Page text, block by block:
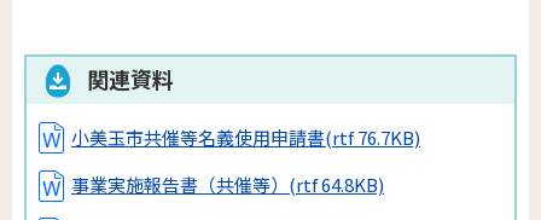
関連資料
小美玉市共催等名義使用申請書(rtf 76.7KB)
事業実施報告書（共催等） (rtf 64.8KB)